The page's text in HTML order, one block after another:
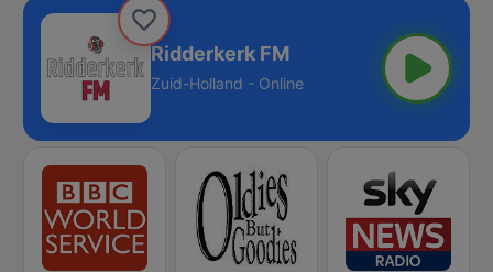
Ridderkerk FM
Zuid-Holland - Online